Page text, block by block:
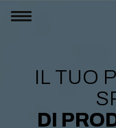
IL TUO
DI